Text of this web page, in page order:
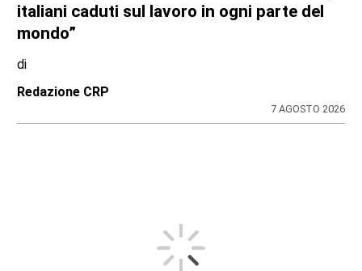
italiani caduti sul lavoro in ogni parte del
mondo”
di
Redazione CRP
7 AGOSTO 2026